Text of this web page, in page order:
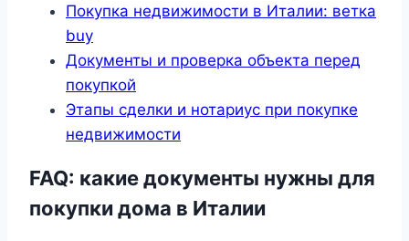
Покупка недвижимости в Италии: ветка
buy
Документы и проверка объекта перед
покупкой
Этапы сделки и нотариус при покупке
недвижимости
FAQ: какие документы нужны для
покупки дома в Италии